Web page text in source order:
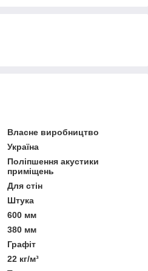
Власне виробництво
Україна
Поліпшення акустики
приміщень
Для стін
Штука
600 мм
380 мм
Графіт
22 кг/м³